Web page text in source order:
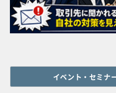
イベント・セミナ